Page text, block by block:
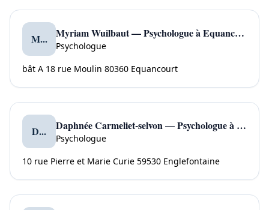
M... Myriam Wuilbaut — Psychologue à Equancourt
Psychologue
bât A 18 rue Moulin 80360 Equancourt
D... Daphnée Carmeliet-selvon — Psychologue à Englefontaine
Psychologue
10 rue Pierre et Marie Curie 59530 Englefontaine